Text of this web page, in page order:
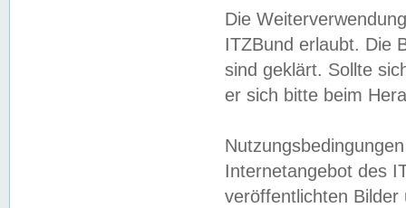
Die
ITZBund erlaubt. Die
sind geklärt. Sollte
er sich bitte beim
Internetangebot des
veröffentlichten